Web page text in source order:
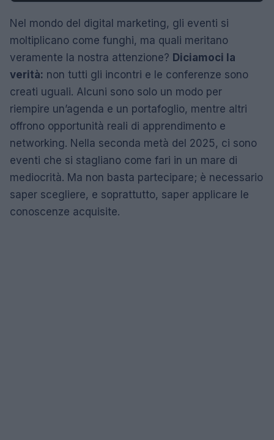
Nel mondo del digital marketing, gli eventi si
moltiplicano come funghi, ma quali meritano
veramente la nostra attenzione? Diciamoci la
verità: non tutti gli incontri e le conferenze sono
creati uguali. Alcuni sono solo un modo per
riempire un’agenda e un portafoglio, mentre altri
offrono opportunità reali di apprendimento e
networking. Nella seconda metà del 2025, ci sono
eventi che si stagliano come fari in un mare di
mediocrità. Ma non basta partecipare; è necessario
saper scegliere, e soprattutto, saper applicare le
conoscenze acquisite.